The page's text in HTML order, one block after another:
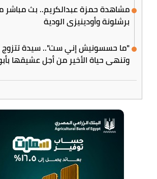
مشاهدة حمزة عبدالكريم.. بث مباشر
برشلونة وأودينيزي الودية
وتنهي حياة الأخير من أجل عشيقها